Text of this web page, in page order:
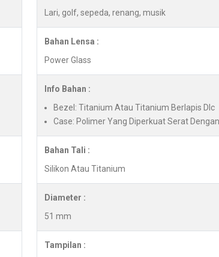
Lari, golf, sepeda, renang, musik
Bahan Lensa :
Power Glass
Info Bahan :
Bezel: Titanium Atau Titanium Berlapis Dlc
Case: Polimer Yang Diperkuat Serat
Bahan Tali :
Silikon Atau Titanium
Diameter :
51 mm
Tampilan :